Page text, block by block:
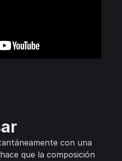
con una
que la composición